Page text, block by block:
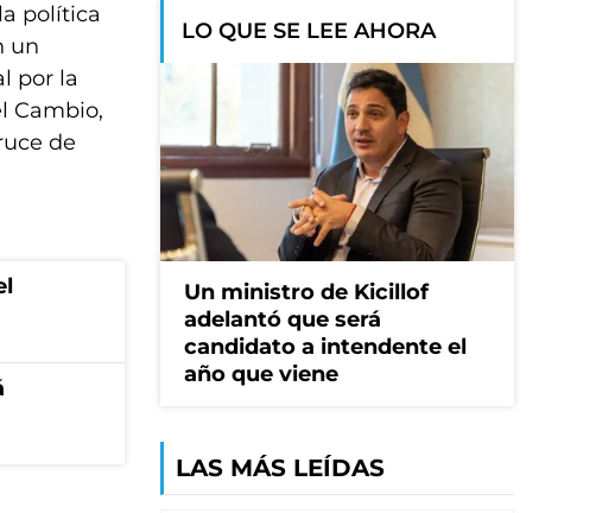
política
un
por la
Cambio,
de
LO QUE SE LEE AHORA
Un ministro de Kicillof
adelantó que será
candidato a intendente el
año que viene
LAS MÁS LEÍDAS